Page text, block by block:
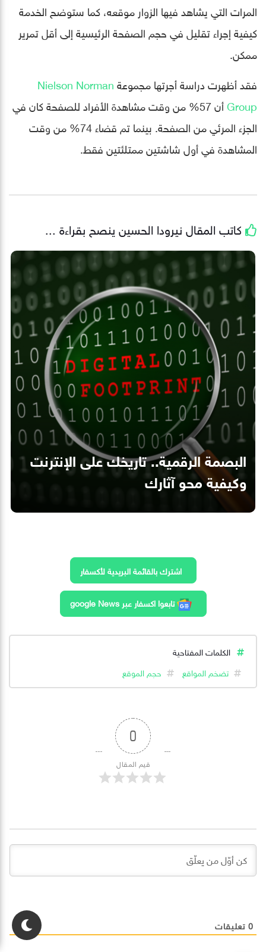
المرات التي يشاهد فيها الزوار موقعه، كما ستوضح الخدمة
كيفية إجراء تقليل في حجم الصفحة الرئيسية إلى أقل تمرير
ممكن.
فقد أظهرت دراسة أجرتها مجموعةNielson Norman
Group
أن 57% من وقت مشاهدة الأفراد للصفحة كان في
الجزء المرئي من الصفحة. بينما تم قضاء 74% من وقت
المشاهدة في أول شاشتين ممتلئتين فقط.
كاتب المقال نيرودا الحسين ينصح بقراءة ...
البصمة الرقمية.. تاريخك على الإنترنت
وكيفية محو آثارك
اشترك بالقائمة البريدية لأكسفار
تابعوا اكسفار عبر google News
الكلمات المفتاحية
تضخم المواقع
حجم الموقع
0
قيم المقال
0 تعليقات